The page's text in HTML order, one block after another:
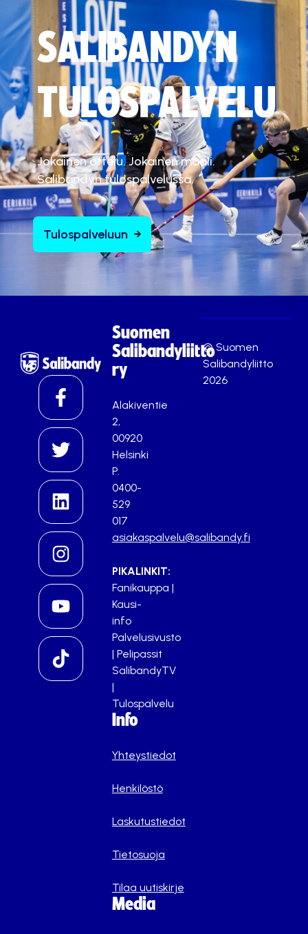
SALIBANDYN
TULOSPALVELU
Jokainen ottelu. Jokainen maali.
Salibandyn tulospalvelussa.
Tulospalveluun
Suomen
Salibandyliitto
ry
Alakiventie
2,
00920
Helsinki
P.
0400-
529
017
asiakaspalvelu@salibandy.fi
PIKALINKIT:
Fanikauppa |
Kausi-
info
Palvelusivusto
| Pelipassit
SalibandyTV
|
Tulospalvelu
Info
Yhteystiedot
Henkilöstö
Laskutustiedot
Tietosuoja
Tilaa uutiskirje
Media
© Suomen
Salibandyliitto
2026